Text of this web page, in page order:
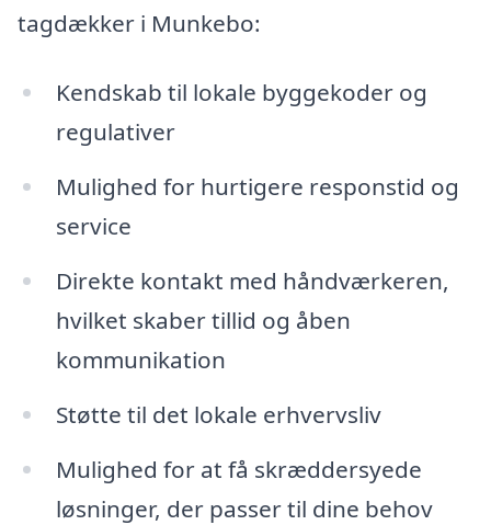
tagdækker i Munkebo:
Kendskab til lokale byggekoder og
regulativer
Mulighed for hurtigere responstid og
service
Direkte kontakt med håndværkeren,
hvilket skaber tillid og åben
kommunikation
Støtte til det lokale erhvervsliv
Mulighed for at få skræddersyede
løsninger, der passer til dine behov